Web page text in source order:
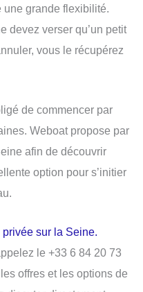
une grande flexibilité.
devez verser qu’un petit
vous le récupérez
de commencer par
Weboat propose par
afin de découvrir
option pour s’initier
sur la Seine.
le +33 6 84 20 73
offres et les options de